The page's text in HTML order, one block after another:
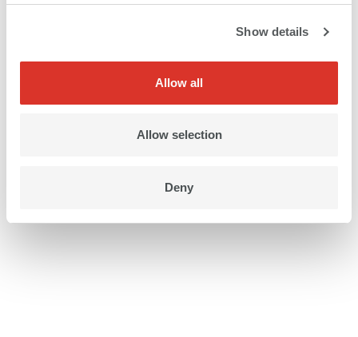
Show details
Allow all
Allow selection
Deny
California Proposition 65
CP65に準拠しており、インクに重金属
などの有害物質は含有しておりませ
ん。
重金属を含まないので、子供の健康被